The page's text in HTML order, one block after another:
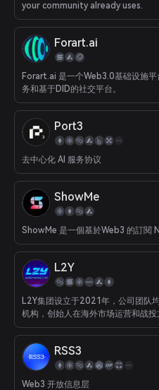
your community already uses.
Forart.ai
Forart.ai 是一个Web3.0基础设施
务和基于DID的社交平台。
Port3
去中心化 AI 服务协议
ShowMe
ShowMe 是一個基於Web3 的訂閱
L2Y
L2Y集团设立于2021年，公司团队
机构，创始人在海外市场运营和战
际市场提供链游公会、链游数据平
香港、英国伦敦等地。
RSS3
Web3 开放信息层